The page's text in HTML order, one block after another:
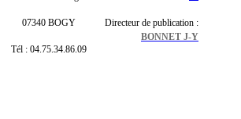
07340 BOGY
Tél : 04.75.34.86.09
Directeur de publication :
BONNET J-Y